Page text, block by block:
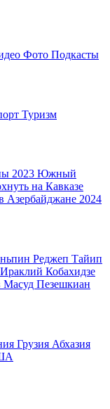
Фото Подкасты
Туризм
2023 Южный
на Кавказе
Азербайджане 2024
Реджеп Тайип
Ираклий Кобахидзе
Масуд Пезешкиан
Грузия Абхазия